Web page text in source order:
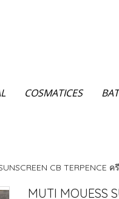
COSMATICES
CB
MUTI MOUESS